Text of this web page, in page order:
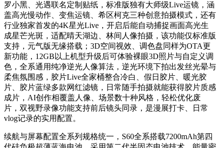
罗小黑、光遇联名定制贴纸，标准版独有大师级Live运镜，涵
盖高光慢动作、变焦运镜、希区柯克三种创意拍摄模式，还有
行业独家首发的4K星光Live，开启后能自动捕捉画面高光生
成星芒光斑，适配晴天湖边、林间人像拍摄，该功能仅标准版
支持，元气版无缘搭载；3D空间视效、调色盘同样为OTA更
新功能，12GB以上机型升级后可体验裸眼3D照片与自定义调
色，全系通用纯净逆光人像算法，逆光环境下拍出发丝光晕与
柔焦氛围感，胶片Live全家桶整合冷白、假日胶片、暖光胶
片、胶片蓝绿多款网红滤镜，日常随手拍摄就能获得胶片质感
成片，AI创作相覆盖人像、场景数十种风格，轻松优化废
片，双视野录像功能支持前后镜头同录，是漫展打卡、日常
vlog记录的实用配置。
续航与屏幕配置全系列规格统一，S60全系搭载7200mAh第四